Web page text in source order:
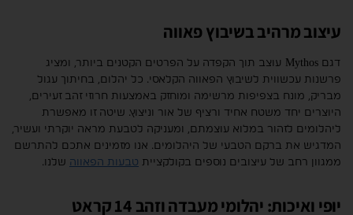
עיצוב מרהיב בשיבוץ פאווה
דגם Mythos עוצב תוך הקפדה על הפרטים הקטנים ביותר, ומציג
פרשנות עכשווית לשיבוץ הפאווה הקלאסי. כל יהלום, בחיתוך עגול
מבריק, מונח בצפיפות מרשימה ומוחזק באמצעות חרוזי זהב זעירים,
היוצרים יחד משטח אחיד ורציף של אור וניצוץ. שיטה זו מאפשרת
ליהלומים לזהור במלוא עוצמתם, ומעניקה לטבעת מראה יוקרתי ועשיר,
המדגיש את ברקם הטבעי של היהלומים. אנו מזמינים אתכם להתרשם
ממגוון רחב של עיצובים נוספים בקולקציית טבעות הפאווה שלנו.
יופי ואיכות: יהלומי מעבדה וזהב 14 קראט